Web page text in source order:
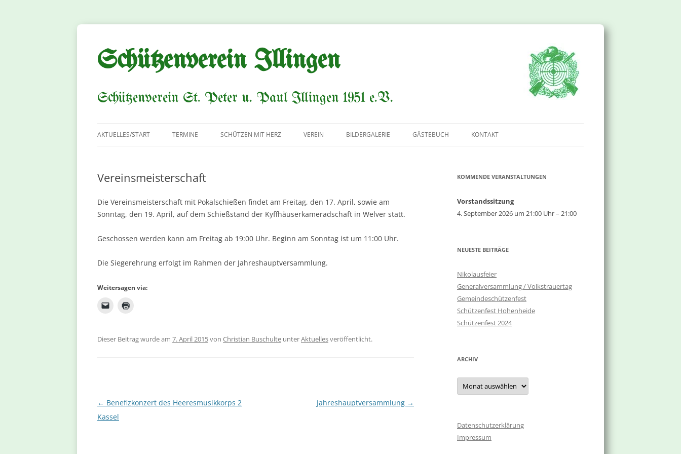
Zum
Schützenverein Illingen
Schützenverein St. Peter u. Paul Illingen 1951 e.V.
AKTUELLES/START TERMINE SCHÜTZEN MIT HERZ VEREIN
KÖNIGSPAARE
HISTORIE/CHRONIK
BILDERGALERIE GÄSTEBUCH KONTAKT
DATENSCHUTZERKLÄRUNG
Vereinsmeisterschaft
Die Vereinsmeisterschaft mit Pokalschießen findet am Freitag, den 17. April, sowie am
Sonntag, den 19. April, auf dem Schießstand der Kyffhäuserkameradschaft in Welver statt.
Geschossen werden kann am Freitag ab 19:00 Uhr. Beginn am Sonntag ist um 11:00 Uhr.
Die Siegerehrung erfolgt im Rahmen der Jahreshauptversammlung.
Weitersagen via:
Dieser Beitrag wurde am 7. April 2015von Christian Buschulte unterAktuellesveröffentlicht.
Beitragsnavigation
← Benefizkonzert des Heeresmusikkorps 2
Kassel
Jahreshauptversammlung →
KOMMENDE VERANSTALTUNGEN
Vorstandssitzung
4. September 2026 um 21:00 Uhr – 21:00
NEUESTE BEITRÄGE
Nikolausfeier
Generalversammlung / Volkstrauertag
Gemeindeschützenfest
Schützenfest Hohenheide
Schützenfest 2024
ARCHIV
Archiv
Datenschutzerklärung
Impressum